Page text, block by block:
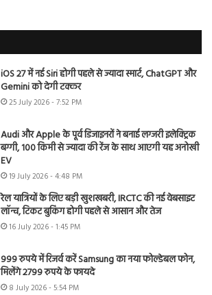
iOS 27 में नई Siri होगी पहले से ज्यादा स्मार्ट, ChatGPT और
Gemini को देगी टक्कर
25 July 2026 - 7:52 PM
Audi और Apple के पूर्व डिजाइनरों ने बनाई लग्जरी इलेक्ट्रिक
बग्गी, 100 किमी से ज्यादा की रेंज के साथ आएगी यह अनोखी
EV
19 July 2026 - 4:48 PM
रेल यात्रियों के लिए बड़ी खुशखबरी, IRCTC की नई वेबसाइट
लॉन्च, टिकट बुकिंग होगी पहले से आसान और तेज
16 July 2026 - 1:45 PM
999 रुपये में रिजर्व करें Samsung का नया फोल्डेबल फोन,
मिलेंगे 2799 रुपये के फायदे
8 July 2026 - 5:54 PM